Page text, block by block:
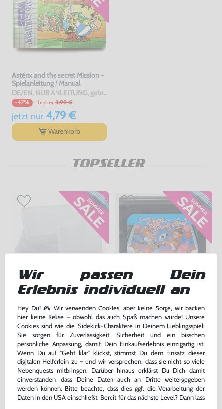
Astérix and the secret Mission -
Spielanleitung / Manual
DE/EN, NUR ANLEITUNG, gebraucht
-47% bisher 8,99 €
jetzt nur4,79 €
Warenkorb
TOPSELLER
4x originale Cases / Hüllen für
Module [SEGA]
gebraucht
-10% bisher 7,99 €
jetzt nur7,19 €
Warenkorb
SEGA Game Pack 4 in 1
Modul, gebraucht
-47% bisher 14,99 €
jetzt nur 7,99 €
Warenkorb
Wir passen Dein
Erlebnis individuell an
Hey Du! 🎮 Wir verwenden Cookies, aber keine Sorge, wir backen
hier keine Kekse – obwohl das auch Spaß machen würde! Unsere
Cookies sind wie die Sidekick-Charaktere in Deinem Lieblingsspiel:
Sie sorgen für Zuverlässigkeit, Sicherheit und ein bisschen
persönliche Anpassung, damit Dein Einkaufserlebnis einzigartig ist.
Wenn Du auf "Geht klar" klickst, stimmst Du dem Einsatz dieser
digitalen Helferlein zu – und wir versprechen, dass sie nicht so viele
Nebenquests mitbringen. Darüber hinaus erklärst Du Dich damit
einverstanden, dass Deine Daten auch an Dritte weitergegeben
werden können. Bitte beachte, dass dies ggf. die Verarbeitung der
Daten in den USA einschließt. Bereit für das nächste Level? Dann lass